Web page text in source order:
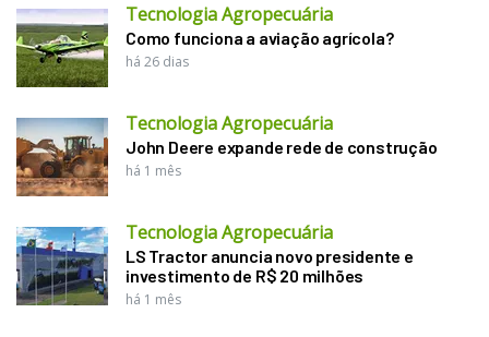
Tecnologia Agropecuária
Como funciona a aviação agrícola?
há 26 dias
Tecnologia Agropecuária
John Deere expande rede de construção
há 1 mês
Tecnologia Agropecuária
LS Tractor anuncia novo presidente e
investimento de R$ 20 milhões
há 1 mês